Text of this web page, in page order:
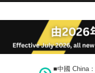
■中國 China：